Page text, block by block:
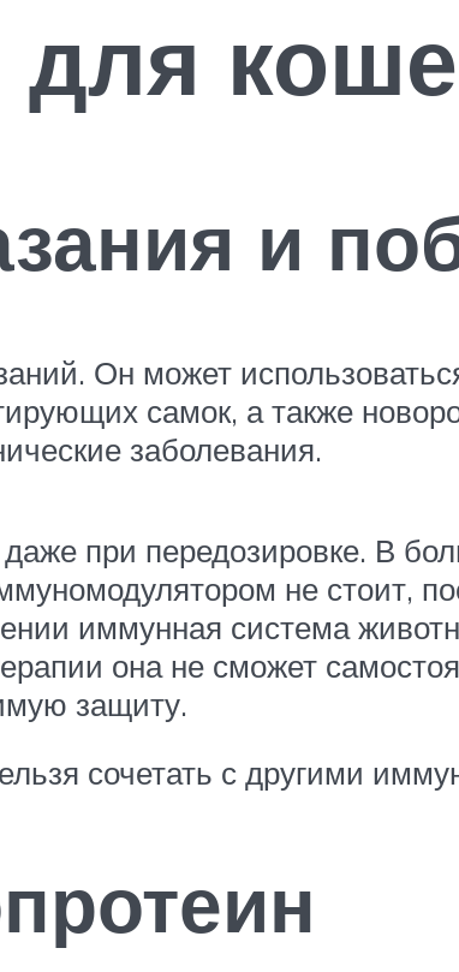
и
Он может
самок, а также
заболевания.
при передозировке. В
не стоит,
иммунная система
она не сможет
защиту.
сочетать с другими